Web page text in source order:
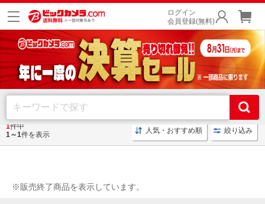
ログイン
会員登録(無料)
トップ
1件中
1～1件を表示 人気・おすすめ順 絞り込み
※販売終了商品を表示しています。